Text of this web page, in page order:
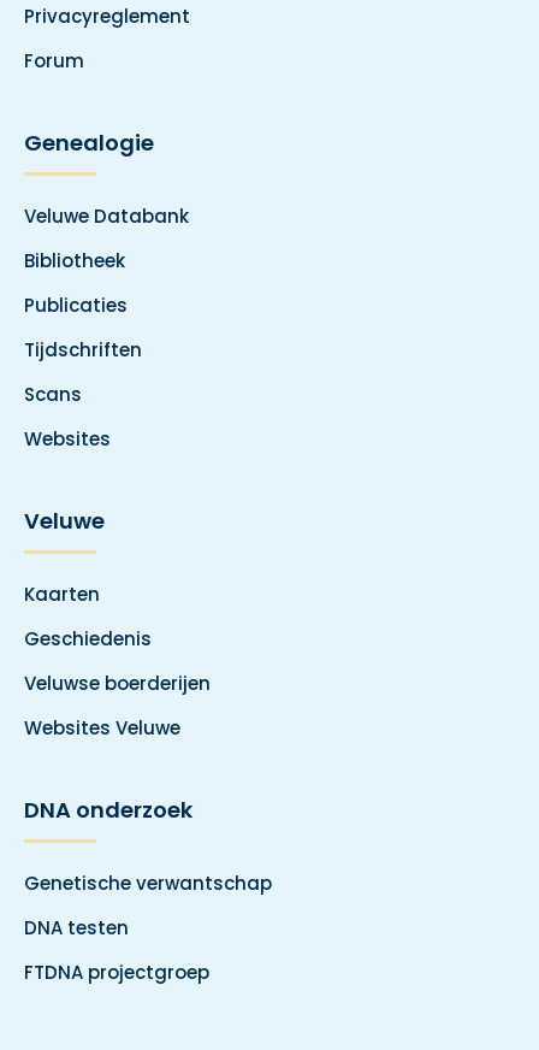
Privacyreglement
Forum
Genealogie
Veluwe Databank
Bibliotheek
Publicaties
Tijdschriften
Scans
Websites
Veluwe
Kaarten
Geschiedenis
Veluwse boerderijen
Websites Veluwe
DNA onderzoek
Genetische verwantschap
DNA testen
FTDNA projectgroep